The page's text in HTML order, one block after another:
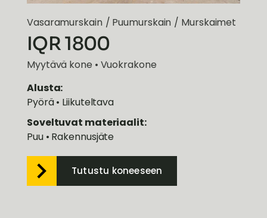
Vasaramurskain / Puumurskain / Murskaimet
IQR 1800
Myytävä kone • Vuokrakone
Alusta:
Pyörä • Liikuteltava
Soveltuvat materiaalit:
Puu • Rakennusjäte
Tutustu koneeseen